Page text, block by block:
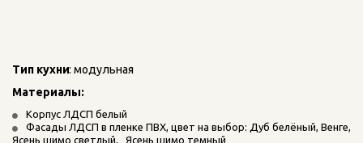
Тип кухни: модульная
Материалы:
Корпус ЛДСП белый
Фасады ЛДСП в пленке ПВХ, цвет на выбор: Дуб белёный, Венге,
Ясень шимо светлый,   Ясень шимо темный